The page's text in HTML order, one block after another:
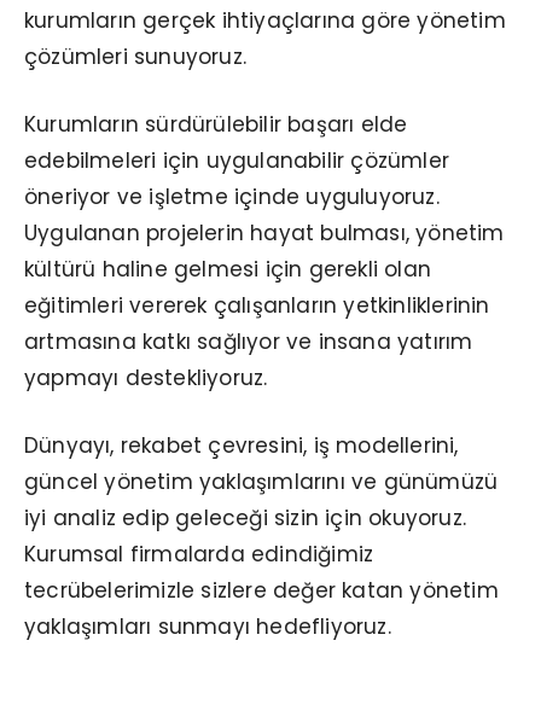
kurumların gerçek ihtiyaçlarına göre yönetim
çözümleri sunuyoruz.
Kurumların sürdürülebilir başarı elde
edebilmeleri için uygulanabilir çözümler
öneriyor ve işletme içinde uyguluyoruz.
Uygulanan projelerin hayat bulması, yönetim
kültürü haline gelmesi için gerekli olan
eğitimleri vererek çalışanların yetkinliklerinin
artmasına katkı sağlıyor ve insana yatırım
yapmayı destekliyoruz.
Dünyayı, rekabet çevresini, iş modellerini,
güncel yönetim yaklaşımlarını ve günümüzü
iyi analiz edip geleceği sizin için okuyoruz.
Kurumsal firmalarda edindiğimiz
tecrübelerimizle sizlere değer katan yönetim
yaklaşımları sunmayı hedefliyoruz.